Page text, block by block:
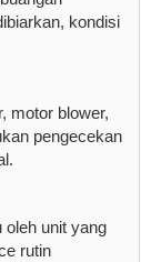
kondisi
motor blower,
pengecekan
oleh unit yang
rutin